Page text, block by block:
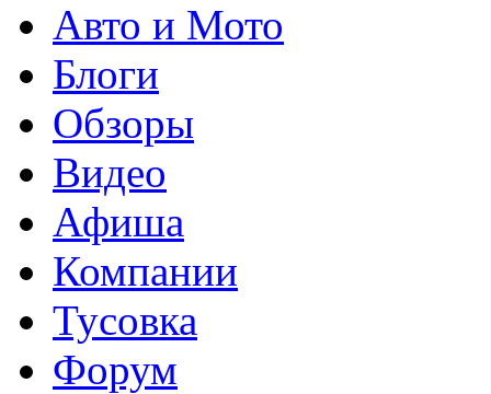
Авто и Мото
Блоги
Обзоры
Видео
Афиша
Компании
Тусовка
Форум